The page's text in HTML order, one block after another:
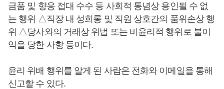
금품 및 향응 접대 수수 등 사회적 통념상 용인될 수 없
는 행위 △직장 내 성희롱 및 직원 상호간의 품위손상 행
위 △당사와의 거래상 위법 또는 비윤리적 행위로 불이
익을 당한 사항 등이다.
윤리 위배 행위를 알게 된 사람은 전화와 이메일을 통해
신고할 수 있다.